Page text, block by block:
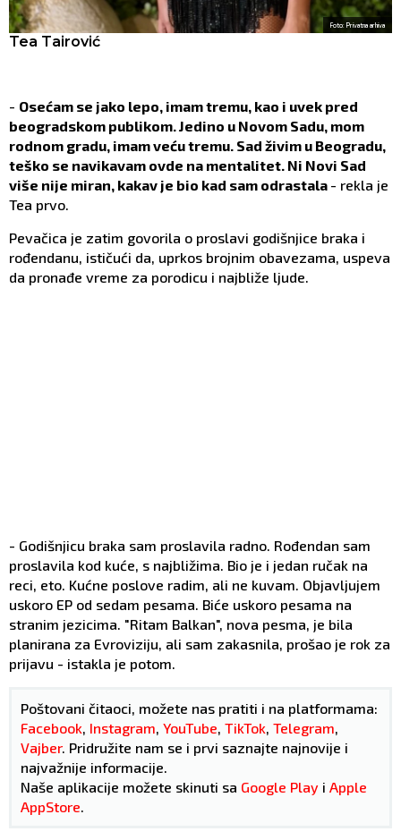
Foto: Privatna arhiva
Tea Tairović
- Osećam se jako lepo, imam tremu, kao i uvek pred
beogradskom publikom. Jedino u Novom Sadu, mom
rodnom gradu, imam veću tremu. Sad živim u Beogradu,
teško se navikavam ovde na mentalitet. Ni Novi Sad
više nije miran, kakav je bio kad sam odrastala - rekla je
Tea prvo.
Pevačica je zatim govorila o proslavi godišnjice braka i
rođendanu, ističući da, uprkos brojnim obavezama, uspeva
da pronađe vreme za porodicu i najbliže ljude.
- Godišnjicu braka sam proslavila radno. Rođendan sam
proslavila kod kuće, s najbližima. Bio je i jedan ručak na
reci, eto. Kućne poslove radim, ali ne kuvam. Objavljujem
uskoro EP od sedam pesama. Biće uskoro pesama na
stranim jezicima. "Ritam Balkan", nova pesma, je bila
planirana za Evroviziju, ali sam zakasnila, prošao je rok za
prijavu - istakla je potom.
Poštovani čitaoci, možete nas pratiti i na platformama:
Facebook, Instagram, YouTube, TikTok, Telegram,
Vajber. Pridružite nam se i prvi saznajte najnovije i
najvažnije informacije.
Naše aplikacije možete skinuti sa Google Play i Apple
AppStore.